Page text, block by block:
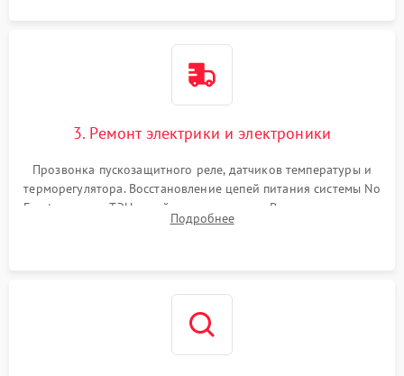
3. Ремонт электрики и электроники
Прозвонка пускозащитного реле, датчиков температуры и
терморегулятора. Восстановление цепей питания системы No
Frost, включая ТЭН оттайки и вентилятор. Ремонт или замена
платы управления при сбоях алгоритмов.
Подробнее